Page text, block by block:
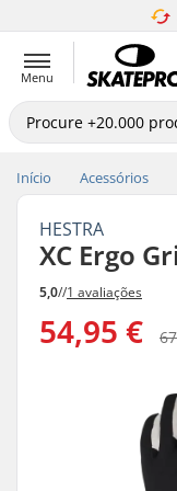
Menu
Início Acessórios
HESTRA
XC Ergo
5,0//1 avaliações
54,95 €